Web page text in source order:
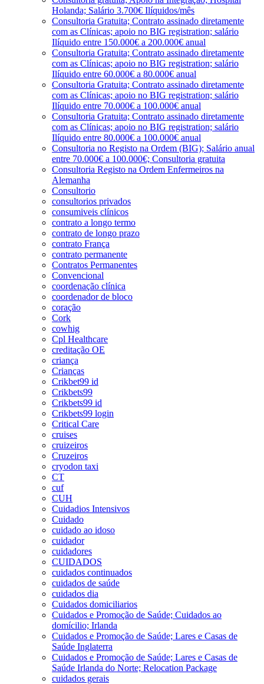
Holanda; Salário 3.700€ Ilíquidos/mês
Consultoria Gratuita; Contrato assinado diretamente
com as Clínicas; apoio no BIG registration; salário
Ilíquido entre 150.000€ a 200.000€ anual
Consultoria Gratuita; Contrato assinado diretamente
com as Clínicas; apoio no BIG registration; salário
Ilíquido entre 60.000€ a 80.000€ anual
Consultoria Gratuita; Contrato assinado diretamente
com as Clínicas; apoio no BIG registration; salário
Ilíquido entre 70.000€ a 100.000€ anual
Consultoria Gratuita; Contrato assinado diretamente
com as Clínicas; apoio no BIG registration; salário
Ilíquido entre 80.000€ a 100.000€ anual
Consultoria no Registo na Ordem (BIG); Salário anual
entre 70.000€ a 100.000€; Consultoria gratuita
Consultoria Registo na Ordem Enfermeiros na
Alemanha
Consultorio
consultorios privados
consumiveis clínicos
contrato a longo termo
contrato de longo prazo
contrato França
contrato permanente
Contratos Permanentes
Convencional
coordenação clínica
coordenador de bloco
coração
Cork
cowhig
Cpl Healthcare
creditação OE
criança
Crianças
Crikbet99 id
Crikbets99
Crikbets99 id
Crikbets99 login
Critical Care
cruises
cruizeiros
Cruzeiros
cryodon taxi
CT
cuf
CUH
Cuidadios Intensivos
Cuidado
cuidado ao idoso
cuidador
cuidadores
CUIDADOS
cuidados continuados
cuidados de saúde
cuidados dia
Cuidados domiciliarios
Cuidados e Promoção de Saúde; Cuidados ao
domícilio; Irlanda
Cuidados e Promoção de Saúde; Lares e Casas de
Saúde Inglaterra
Cuidados e Promoção de Saúde; Lares e Casas de
Saúde Irlanda do Norte; Relocation Package
cuidados gerais